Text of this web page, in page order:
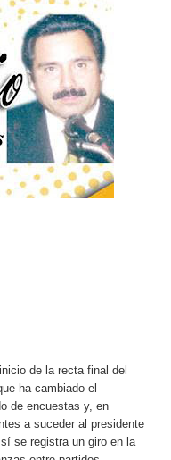
de la recta final del
ha cambiado el
de encuestas y, en
a suceder al presidente
se registra un giro en la